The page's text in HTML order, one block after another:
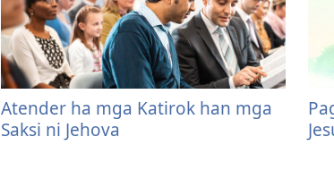
Atender ha mga Katirok han mga
Saksi ni Jehova